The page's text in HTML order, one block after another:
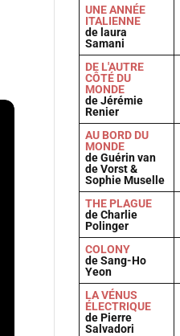
UNE ANNÉE
ITALIENNE
de laura
Samani
DE L'AUTRE
CÔTÉ DU
MONDE
de Jérémie
Renier
AU BORD DU
MONDE
de Guérin van
de Vorst &
Sophie Muselle
THE PLAGUE
de Charlie
Polinger
COLONY
de Sang-Ho
Yeon
LA VÉNUS
ÉLECTRIQUE
de Pierre
Salvadori